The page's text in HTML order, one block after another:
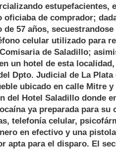
oficiaba de comprador;
de 57 años,
celular utilizado para
de Saladillo;
un hotel de esta
Dpto. Judicial de La
ubicado en calle Mitre
del Hotel Saladillo donde
ya preparada para
telefonía celular,
en efectivo y una
apta para el disparo. El